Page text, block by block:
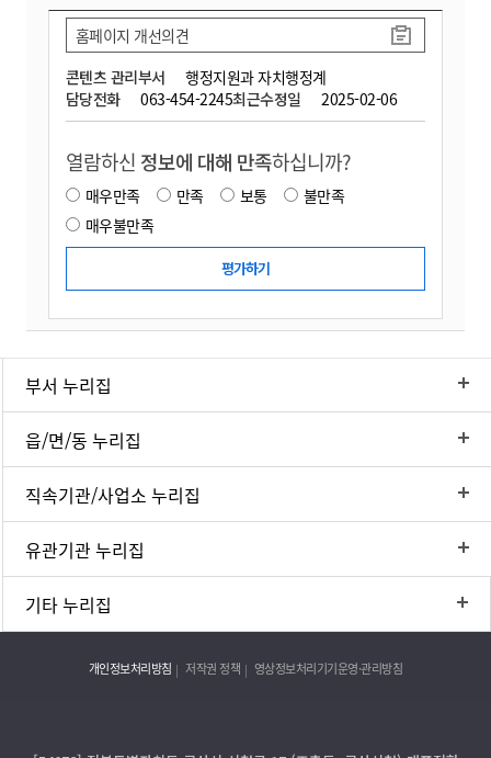
콘텐츠 관리부서
행정지원과 자치행정계
담당전화
063-454-2245최근수정일 2025-02-06
홈페이지 개선의견
열람하신 정보에 대해 만족하십니까?
매우만족 만족 보통
불만족
매우불만족
부서 누리집
읍/면/동 누리집
직속기관/사업소 누리집
유관기관 누리집
기타 누리집
개인정보처리방침 저작권 정책 영상정보처리기기운영·관리방침